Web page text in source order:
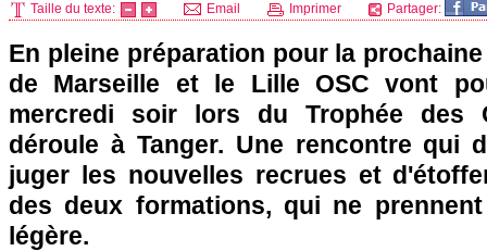
Taille du texte: Email Imprimer Partager:
En pleine préparation pour la
de Marseille et le Lille OSC vont
mercredi soir lors du Trophée des
déroule à Tanger. Une rencontre qui
juger les nouvelles recrues et
des deux formations, qui ne
légère.